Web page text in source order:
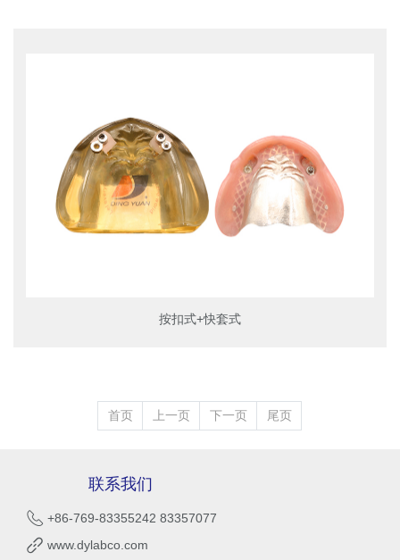
按扣式+快套式
首页 上一页 下一页 尾页
联系我们
+86-769-83355242 83357077
www.dylabco.com